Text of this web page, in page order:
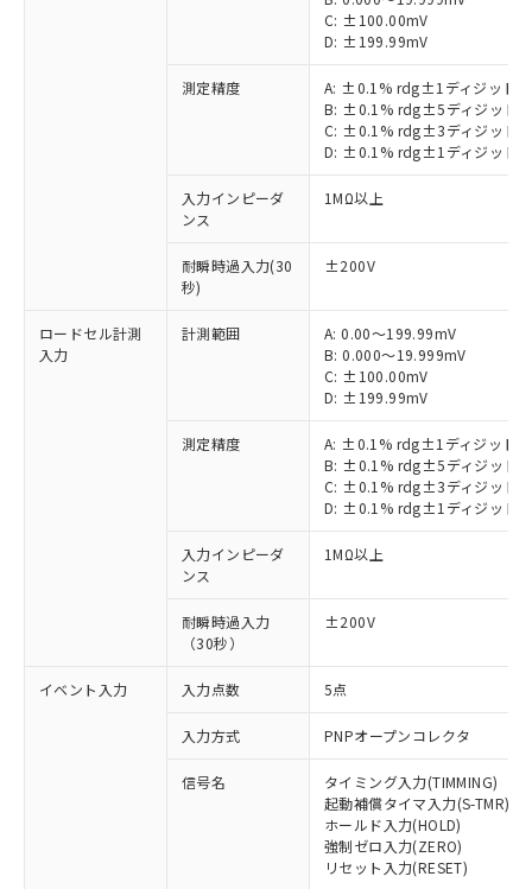
C: ±100.00mV
D: ±199.99mV
測定精度
A: ±0.1% rdg±1ディジット
B: ±0.1% rdg±5ディジット
C: ±0.1% rdg±3ディジット
D: ±0.1% rdg±1ディジット
入力インピーダ
ンス
1MΩ以上
耐瞬時過入力(30
秒)
±200V
ロードセル計測
入力
計測範囲
A: 0.00～199.99mV
B: 0.000～19.999mV
C: ±100.00mV
D: ±199.99mV
測定精度
A: ±0.1% rdg±1ディジット
B: ±0.1% rdg±5ディジット
C: ±0.1% rdg±3ディジット
D: ±0.1% rdg±1ディジット
入力インピーダ
ンス
1MΩ以上
耐瞬時過入力
（30秒）
±200V
イベント入力 入力点数 5点
入力方式 PNPオープンコレクタ
信号名
タイミング入力(TIMMING)
起動補償タイマ入力(S-TMR)
ホールド入力(HOLD)
強制ゼロ入力(ZERO)
リセット入力(RESET)
※1 対応状況
対応済み：EU RoHS指令（10物質）の
非含有に対応した製品が提供可能な商品で
対応予定：EU RoHS指令（10物質）の非含